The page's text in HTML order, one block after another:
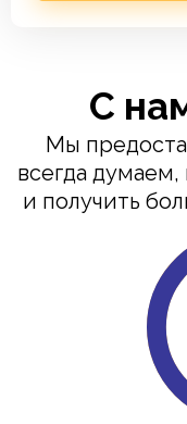
С
Мы
всегда
и получить